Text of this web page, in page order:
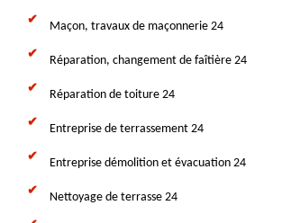
Maçon, travaux de maçonnerie 24
Réparation, changement de faîtière 24
Réparation de toiture 24
Entreprise de terrassement 24
Entreprise démolition et évacuation 24
Nettoyage de terrasse 24